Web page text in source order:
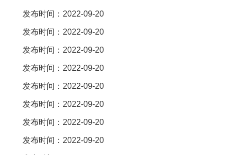
亮，说明电源有电，应检查插座支路断路器有否合上。（2）若插座
支路断路。房子里插座动不动就没电是什么原因我们家的插座动不
动就没电灯有电。可能的原因是电闸处插座接线松动导致时常断
电。可以从电闸处查起，找到松动的地方上紧。鉴于你这个问题。
首先要看24伏的供电是否正常。如果供电正常，工作情况下，我的
情况下。可以检查24伏的供电是否是正常的。已经显示的面板是否
损坏。希望能帮到你。usb插座相当于充电一起插在插座上(你无法
拔下来)，一会耗电、二会影响usb插座寿命。所以一般usb插座大部
发布时间：2022-09-20
发布时间：2022-09-20
发布时间：2022-09-20
发布时间：2022-09-20
发布时间：2022-09-20
发布时间：2022-09-20
发布时间：2022-09-20
发布时间：2022-09-20